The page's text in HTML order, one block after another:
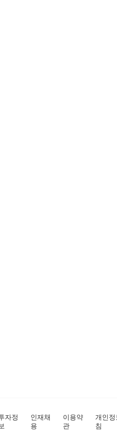
자정
인재채
용
이용약
관
개인
침